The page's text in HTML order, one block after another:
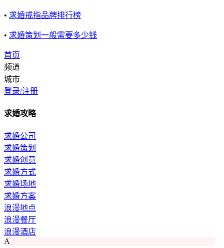
• 求婚戒指品牌排行榜
• 求婚策划一般需要多少钱
首页
频道
城市
登录/注册
求婚攻略
求婚公司
求婚策划
求婚创意
求婚方式
求婚场地
求婚方案
浪漫地点
浪漫餐厅
浪漫酒店
A